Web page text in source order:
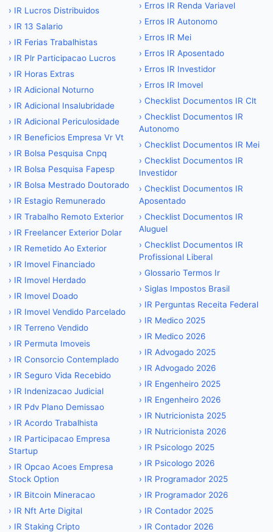
› IR Lucros Distribuidos
› IR 13 Salario
› IR Ferias Trabalhistas
› IR Plr Participacao Lucros
› IR Horas Extras
› IR Adicional Noturno
› IR Adicional Insalubridade
› IR Adicional Periculosidade
› IR Beneficios Empresa Vr Vt
› IR Bolsa Pesquisa Cnpq
› IR Bolsa Pesquisa Fapesp
› IR Bolsa Mestrado Doutorado
› IR Estagio Remunerado
› IR Trabalho Remoto Exterior
› IR Freelancer Exterior Dolar
› IR Remetido Ao Exterior
› IR Imovel Financiado
› IR Imovel Herdado
› IR Imovel Doado
› IR Imovel Vendido Parcelado
› IR Terreno Vendido
› IR Permuta Imoveis
› IR Consorcio Contemplado
› IR Seguro Vida Recebido
› IR Indenizacao Judicial
› IR Pdv Plano Demissao
› IR Acordo Trabalhista
› IR Participacao Empresa
Startup
› IR Opcao Acoes Empresa
Stock Option
› IR Bitcoin Mineracao
› IR Nft Arte Digital
› IR Staking Cripto
› Erros IR Renda Variavel
› Erros IR Autonomo
› Erros IR Mei
› Erros IR Aposentado
› Erros IR Investidor
› Erros IR Imovel
› Checklist Documentos IR Clt
› Checklist Documentos IR
Autonomo
› Checklist Documentos IR Mei
› Checklist Documentos IR
Investidor
› Checklist Documentos IR
Aposentado
› Checklist Documentos IR
Aluguel
› Checklist Documentos IR
Profissional Liberal
› Glossario Termos Ir
› Siglas Impostos Brasil
› IR Perguntas Receita Federal
› IR Medico 2025
› IR Medico 2026
› IR Advogado 2025
› IR Advogado 2026
› IR Engenheiro 2025
› IR Engenheiro 2026
› IR Nutricionista 2025
› IR Nutricionista 2026
› IR Psicologo 2025
› IR Psicologo 2026
› IR Programador 2025
› IR Programador 2026
› IR Contador 2025
› IR Contador 2026